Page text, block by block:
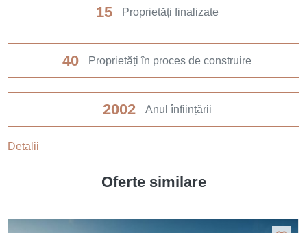
15 Proprietăți finalizate
40 Proprietăți în proces de construire
2002 Anul înființării
Detalii
Oferte similare